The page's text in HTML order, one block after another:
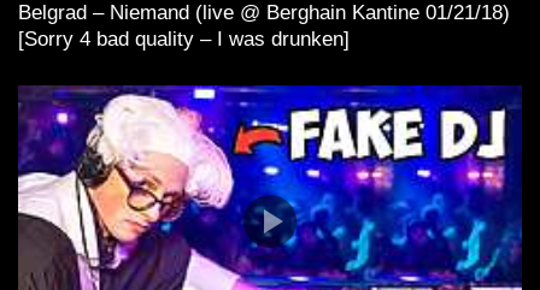
Belgrad – Niemand (live @ Berghain Kantine 01/21/18)
[Sorry 4 bad quality – I was drunken]